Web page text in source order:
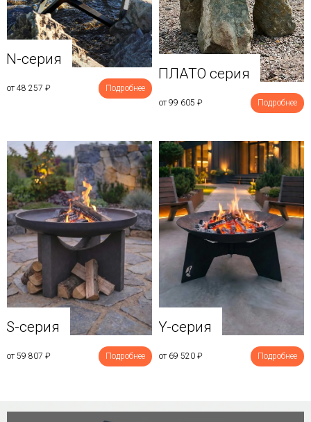
N-серия
от 48 257 ₽ Подробнее
ПЛАТО серия
от 99 605 ₽ Подробнее
S-серия
от 59 807 ₽ Подробнее
Y-серия
от 69 520 ₽ Подробнее